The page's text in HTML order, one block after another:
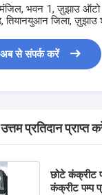
भवन 1, ज़ुझाउ ऑटो
तियानयुआन जिला, ज़ुझाउ
अब से संपर्क करें
प्रतिदान प्राप्त
छोटे कंक्रीट
कंक्रीट पम्प